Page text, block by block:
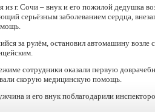
из г. Сочи – внук и его пожилой дедушка
серьёзным заболеванием сердца,
за рулём, остановил автомашину
сотрудники оказали первую
скорую медицинскую помощь.
и его внук поблагодарили